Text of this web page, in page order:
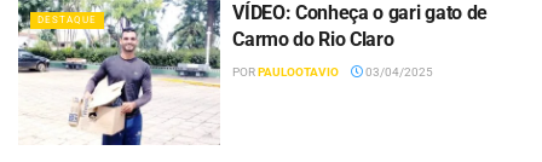
DESTAQUE
VÍDEO: Conheça o gari gato de
Carmo do Rio Claro
PORPAULOOTAVIO 03/04/2025